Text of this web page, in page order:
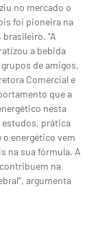
no mercado o
foi pioneira na
“A
a bebida
de amigos,
Comercial e
que a
nesta
prática
o energético vem
na sua fórmula. A
na
argumenta